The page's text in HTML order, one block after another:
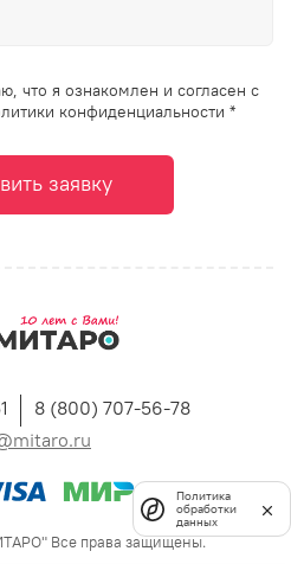
что я ознакомлен и согласен с
конфиденциальности *
заявку
8 (800) 707-56-78
Все права защищены.
Политика
обработки
данных